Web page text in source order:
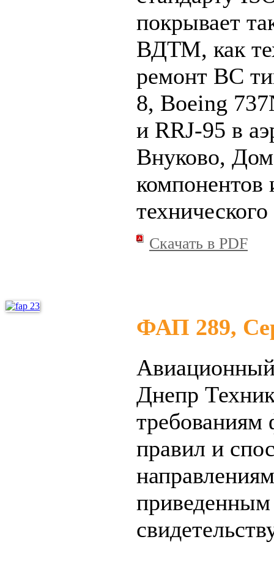
покрывает
ВДТМ, как
ремонт ВС
8, Boeing
и RRJ-95 в
Внуково,
компонентов
Скачать в PDF
ФАП 289,
Днепр
требованиям
правил и